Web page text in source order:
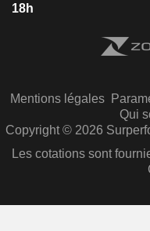
18h
Mentions légales
Qui
Copyright © 2026
Les cotations sont